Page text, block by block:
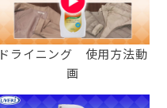
ドライニング 使用方法動
画